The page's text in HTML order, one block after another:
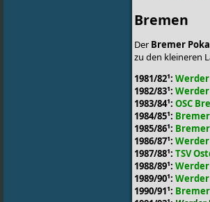
Bremen
Der Bremer
zu den kleineren
1981/82¹:
1982/83¹:
1983/84¹: OSC
1984/85¹: Bremer
1985/86¹: Bremer
1986/87¹:
1987/88¹: TSV
1988/89¹:
1989/90¹:
1990/91¹: Bremer